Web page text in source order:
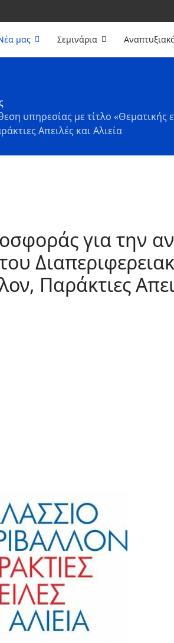
μας Σεμινάρια
υπηρεσίας με τίτλο «Θεματικής
Απειλές και Αλιεία
για την
Παράκτιες